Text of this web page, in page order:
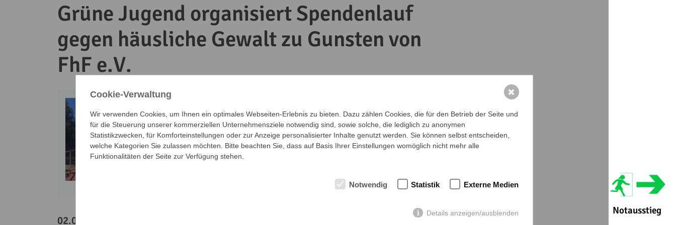
Grüne Jugend organisiert Spendenlauf
gegen häusliche Gewalt zu Gunsten von
FhF e.V.
02.07.2022
Notausstieg
Cookie-Verwaltung
Wir verwenden Cookies, um Ihnen ein optimales Webseiten-Erlebnis zu bieten. Dazu zählen Cookies, die für den Betrieb der Seite und
für die Steuerung unserer kommerziellen Unternehmensziele notwendig sind, sowie solche, die lediglich zu anonymen
Statistikzwecken, für Komforteinstellungen oder zur Anzeige personalisierter Inhalte genutzt werden. Sie können selbst entscheiden,
welche Kategorien Sie zulassen möchten. Bitte beachten Sie, dass auf Basis Ihrer Einstellungen womöglich nicht mehr alle
Funktionalitäten der Seite zur Verfügung stehen.
Notwendig Statistik Externe Medien
Details anzeigen/ausblenden
✖